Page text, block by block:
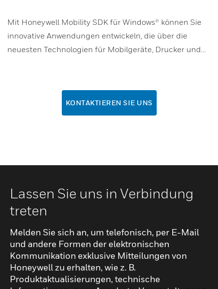
Mit Honeywell Mobility SDK für Windows® können Sie
innovative Anwendungen entwickeln, die über die
neuesten Technologien für Mobilgeräte, Drucker und…
KONTAKTIEREN SIE UNS
Lassen Sie uns in Verbindung
treten
Melden Sie sich an, um telefonisch, per E-Mail
und andere Formen der elektronischen
Kommunikation exklusive Mitteilungen von
Honeywell zu erhalten, wie z. B.
Produktaktualisierungen, technische